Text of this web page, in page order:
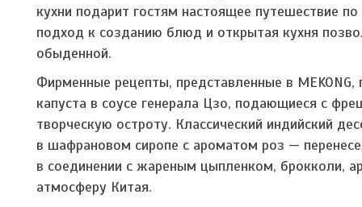
кухни подарит гостям настоящее путешествие
подход к созданию блюд и открытая кухня
обыденной.
Фирменные рецепты, представленные в
капуста в соусе генерала Цзо, подающиеся с
творческую остроту. Классический индийский
в шафрановом сиропе с ароматом роз —
в соединении с жареным цыпленком, брокколи,
атмосферу Китая.